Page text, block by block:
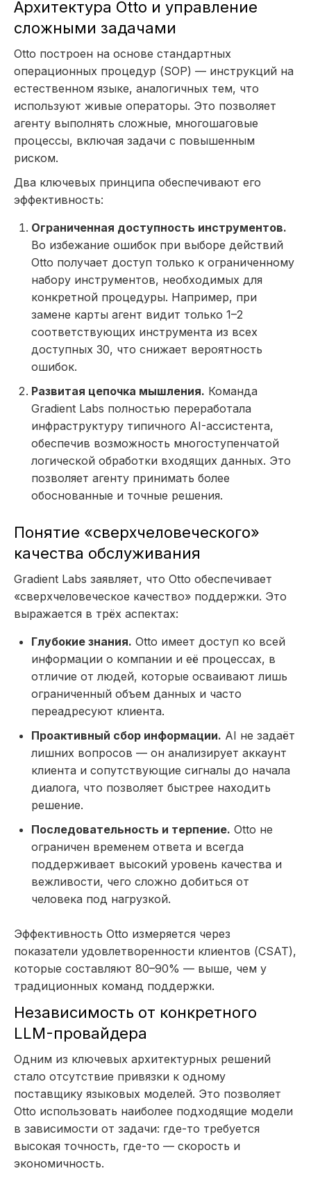
Архитектура Otto и управление
сложными задачами
Otto построен на основе стандартных
операционных процедур (SOP) — инструкций на
естественном языке, аналогичных тем, что
используют живые операторы. Это позволяет
агенту выполнять сложные, многошаговые
процессы, включая задачи с повышенным
риском.
Два ключевых принципа обеспечивают его
эффективность:
Ограниченная доступность инструментов.
Во избежание ошибок при выборе действий
Otto получает доступ только к ограниченному
набору инструментов, необходимых для
конкретной процедуры. Например, при
замене карты агент видит только 1–2
соответствующих инструмента из всех
доступных 30, что снижает вероятность
ошибок.
Развитая цепочка мышления. Команда
Gradient Labs полностью переработала
инфраструктуру типичного AI-ассистента,
обеспечив возможность многоступенчатой
логической обработки входящих данных. Это
позволяет агенту принимать более
обоснованные и точные решения.
Понятие «сверхчеловеческого»
качества обслуживания
Gradient Labs заявляет, что Otto обеспечивает
«сверхчеловеческое качество» поддержки. Это
выражается в трёх аспектах:
Глубокие знания. Otto имеет доступ ко всей
информации о компании и её процессах, в
отличие от людей, которые осваивают лишь
ограниченный объем данных и часто
переадресуют клиента.
Проактивный сбор информации. AI не задаёт
лишних вопросов — он анализирует аккаунт
клиента и сопутствующие сигналы до начала
диалога, что позволяет быстрее находить
решение.
Последовательность и терпение. Otto не
ограничен временем ответа и всегда
поддерживает высокий уровень качества и
вежливости, чего сложно добиться от
человека под нагрузкой.
Эффективность Otto измеряется через
показатели удовлетворенности клиентов (CSAT),
которые составляют 80–90% — выше, чем у
традиционных команд поддержки.
Независимость от конкретного
LLM-провайдера
Одним из ключевых архитектурных решений
стало отсутствие привязки к одному
поставщику языковых моделей. Это позволяет
Otto использовать наиболее подходящие модели
в зависимости от задачи: где-то требуется
высокая точность, где-то — скорость и
экономичность.